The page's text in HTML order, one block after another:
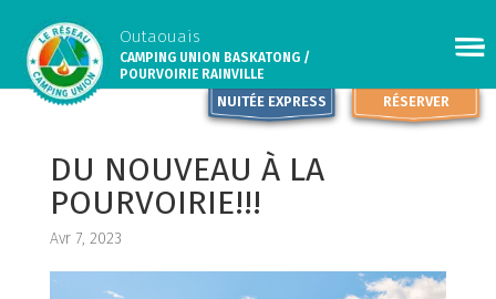
Outaouais
CAMPING UNION BASKATONG /
POURVOIRIE RAINVILLE
RÉSERVER
NUITÉE EXPRESS
DU NOUVEAU À LA
POURVOIRIE!!!
Avr 7, 2023